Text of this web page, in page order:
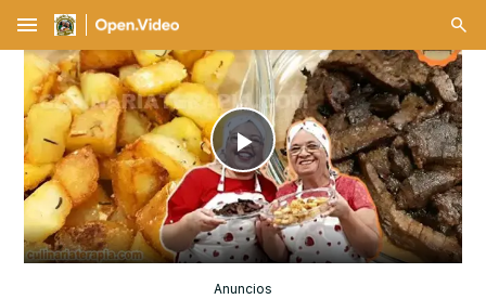
menu
Play
Video
Anuncios